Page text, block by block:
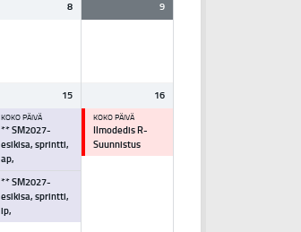
8 9
15
KOKO PÄIVÄ
** SM2027-
esikisa, sprintti,
ap,
** SM2027-
esikisa, sprintti,
ip,
16
KOKO PÄIVÄ
Ilmodedis R-
Suunnistus